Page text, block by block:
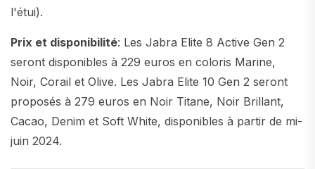
l'étui).
Prix et disponibilité: Les Jabra Elite 8 Active Gen 2
seront disponibles à 229 euros en coloris Marine,
Noir, Corail et Olive. Les Jabra Elite 10 Gen 2 seront
proposés à 279 euros en Noir Titane, Noir Brillant,
Cacao, Denim et Soft White, disponibles à partir de mi-
juin 2024.